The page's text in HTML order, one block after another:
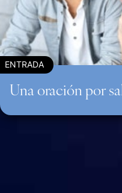
ENTRADA
Una oración por